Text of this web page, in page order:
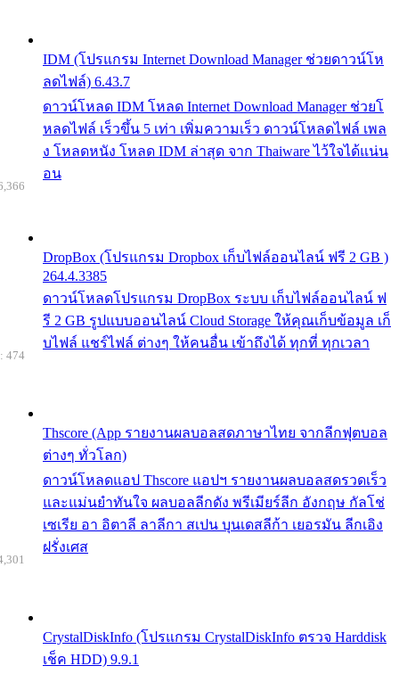
IDM (โปรแกรม Internet Download Manager ช่วยดาวน์โห
ลดไฟล์) 6.43.7
ดาวน์โหลด IDM โหลด Internet Download Manager ช่วยโ
หลดไฟล์ เร็วขึ้น 5 เท่า เพิ่มความเร็ว ดาวน์โหลดไฟล์ เพล
ง โหลดหนัง โหลด IDM ล่าสุด จาก Thaiware ไว้ใจได้แน่น
อน
DropBox (โปรแกรม Dropbox เก็บไฟล์ออนไลน์ ฟรี 2 GB )
264.4.3385
ดาวน์โหลดโปรแกรม DropBox ระบบ เก็บไฟล์ออนไลน์ ฟ
รี 2 GB รูปแบบออนไลน์ Cloud Storage ให้คุณเก็บข้อมูล เก็
บไฟล์ แชร์ไฟล์ ต่างๆ ให้คนอื่น เข้าถึงได้ ทุกที่ ทุกเวลา
Thscore (App รายงานผลบอลสดภาษาไทย จากลีกฟุตบอล
ต่างๆ ทั่วโลก)
ดาวน์โหลดแอป Thscore แอปฯ รายงานผลบอลสดรวดเร็ว
และแม่นยำทันใจ ผลบอลลีกดัง พรีเมียร์ลีก อังกฤษ กัลโช่
เซเรีย อา อิตาลี ลาลีกา สเปน บุนเดสลีก้า เยอรมัน ลีกเอิง
ฝรั่งเศส
474
CrystalDiskInfo (โปรแกรม CrystalDiskInfo ตรวจ Harddisk
เช็ค HDD) 9.9.1